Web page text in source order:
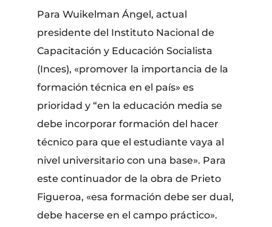
Para Wuikelman Ángel, actual
presidente del Instituto Nacional de
Capacitación y Educación Socialista
(Inces), «promover la importancia de la
formación técnica en el país» es
prioridad y “en la educación media se
debe incorporar formación del hacer
técnico para que el estudiante vaya al
nivel universitario con una base». Para
este continuador de la obra de Prieto
Figueroa, «esa formación debe ser dual,
debe hacerse en el campo práctico».